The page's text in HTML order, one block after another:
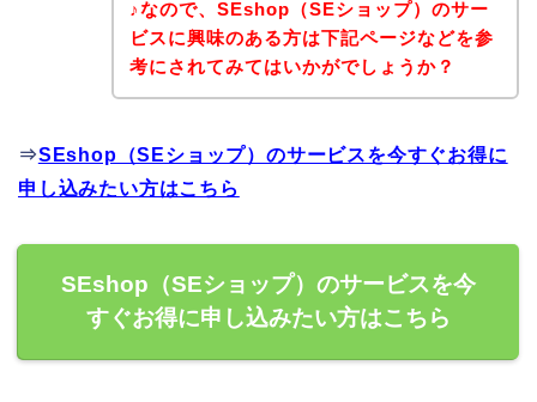
♪なので、SEshop（SEショップ）のサー
ビスに興味のある方は下記ページなどを参
考にされてみてはいかがでしょうか？
⇒SEshop（SEショップ）のサービスを今すぐお得に
申し込みたい方はこちら
SEshop（SEショップ）のサービスを今
すぐお得に申し込みたい方はこちら